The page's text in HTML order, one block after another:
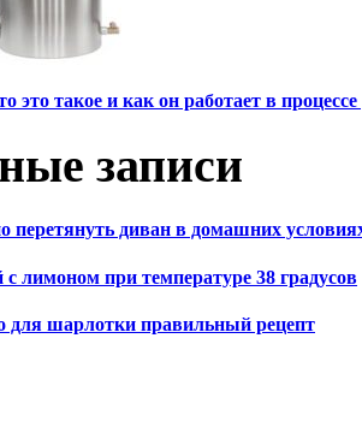
это такое и как он работает в
записи
перетянуть диван в домашних
лимоном при температуре 38 градусов
для шарлотки правильный рецепт